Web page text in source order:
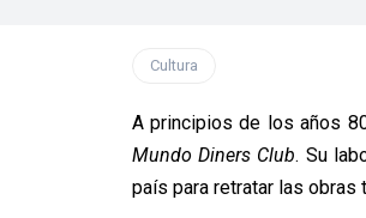
Cultura
A principios de los años
Mundo Diners Club. Su
país para retratar las obras